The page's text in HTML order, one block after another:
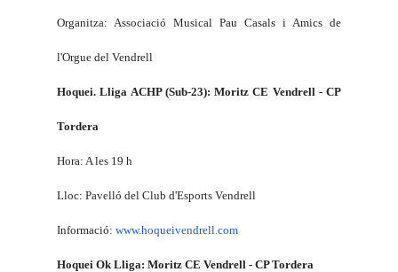
Organitza: Associació Musical Pau Casals i Amics de
l'Orgue del Vendrell
Hoquei. Lliga ACHP (Sub-23): Moritz CE Vendrell - CP
Tordera
Hora: A les 19 h
Lloc: Pavelló del Club d'Esports Vendrell
Informació: www.hoqueivendrell.com
Hoquei Ok Lliga: Moritz CE Vendrell - CP Tordera